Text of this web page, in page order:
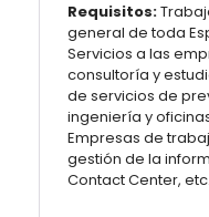
Requisitos:
general de toda
Servicios a las
consultoría y
de servicios de
ingeniería y
Empresas de
gestión de la
Contact Center,